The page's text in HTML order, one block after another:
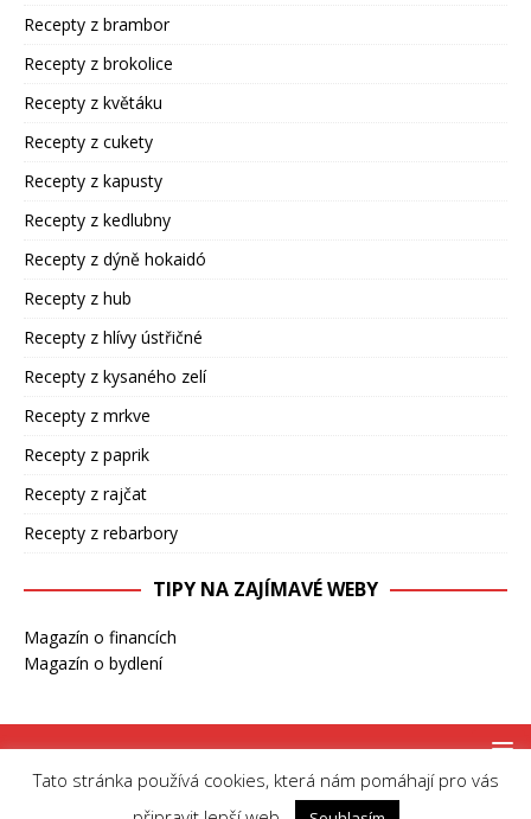
Recepty z brambor
Recepty z brokolice
Recepty z květáku
Recepty z cukety
Recepty z kapusty
Recepty z kedlubny
Recepty z dýně hokaidó
Recepty z hub
Recepty z hlívy ústřičné
Recepty z kysaného zelí
Recepty z mrkve
Recepty z paprik
Recepty z rajčat
Recepty z rebarbory
TIPY NA ZAJÍMAVÉ WEBY
Magazín o financích
Magazín o bydlení
Copyright © 2026 | MH Magazine WordPress Theme by
Tato stránka používá cookies, která nám pomáhají pro vás